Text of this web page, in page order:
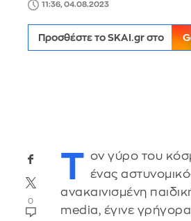
11:36, 04.08.2023
Προσθέστε το SKAI.gr στο
0
Τ ον γύρο του
ένας
ανακαινισμένη
media, έγινε